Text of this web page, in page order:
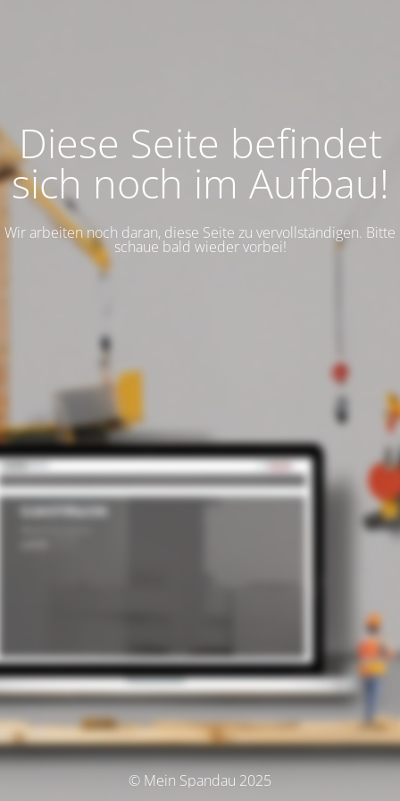
Diese Seite befindet
sich noch im Aufbau!
Wir arbeiten noch daran, diese Seite zu vervollständigen. Bitte
schaue bald wieder vorbei!
© Mein Spandau 2025